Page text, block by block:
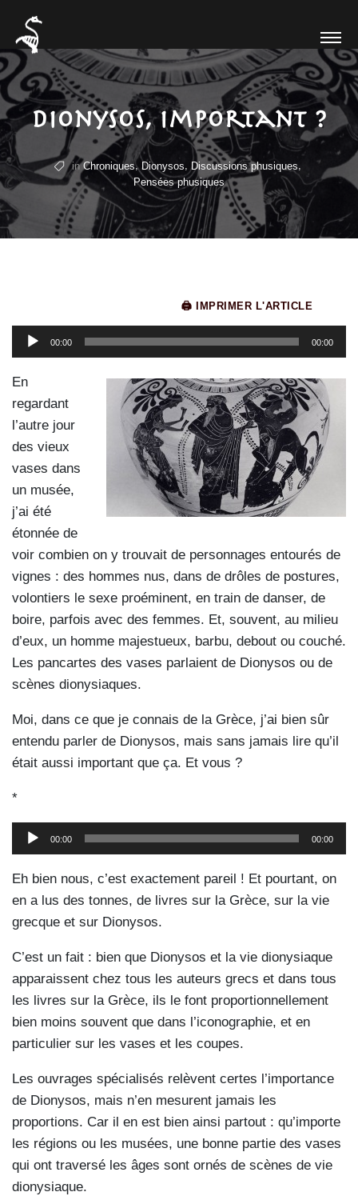
Dionysos, important ?
in Chroniques, Dionysos, Discussions phusiques,
Pensées phusiques
🖨 IMPRIMER L'ARTICLE
Lecteur
audio
00:00 00:00
En
regardant
l’autre jour
des vieux
vases dans
un musée,
j’ai été
étonnée de
voir combien on y trouvait de personnages entourés de
vignes : des hommes nus, dans de drôles de postures,
volontiers le sexe proéminent, en train de danser, de
boire, parfois avec des femmes. Et, souvent, au milieu
d’eux, un homme majestueux, barbu, debout ou couché.
Les pancartes des vases parlaient de Dionysos ou de
scènes dionysiaques.
Moi, dans ce que je connais de la Grèce, j’ai bien sûr
entendu parler de Dionysos, mais sans jamais lire qu’il
était aussi important que ça. Et vous ?
*
Lecteur
audio
00:00 00:00
Eh bien nous, c’est exactement pareil ! Et pourtant, on
en a lus des tonnes, de livres sur la Grèce, sur la vie
grecque et sur Dionysos.
C’est un fait : bien que Dionysos et la vie dionysiaque
apparaissent chez tous les auteurs grecs et dans tous
les livres sur la Grèce, ils le font proportionnellement
bien moins souvent que dans l’iconographie, et en
particulier sur les vases et les coupes.
Les ouvrages spécialisés relèvent certes l’importance
de Dionysos, mais n’en mesurent jamais les
proportions. Car il en est bien ainsi partout : qu’importe
les régions ou les musées, une bonne partie des vases
qui ont traversé les âges sont ornés de scènes de vie
dionysiaque.